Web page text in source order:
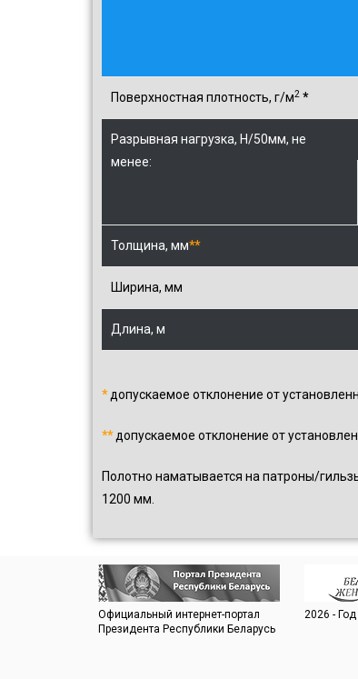
Поверхностная плотность, г/м2 *
Разрывная нагрузка, Н/50мм, не
менее:
Толщина, мм**
Ширина, мм
Длина, м
*допускаемое отклонение от
**допускаемое отклонение от
Полотно наматывается на патроны/
1200 мм.
Официальный интернет-портал
Президента Республики Беларусь
2026 -